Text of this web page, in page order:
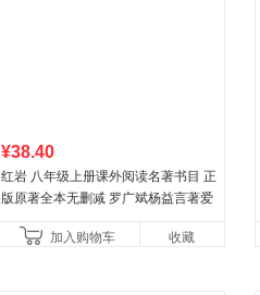
¥38.40
红岩 八年级上册课外阅读名著书目 正
版原著全本无删减 罗广斌杨益言著爱
国青年出版社加入购物车 收藏